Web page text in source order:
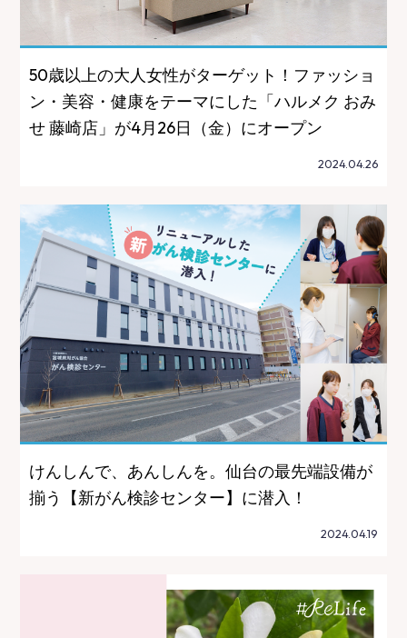
50歳以上の大人女性がターゲット！ファッショ
ン・美容・健康をテーマにした「ハルメク おみ
せ 藤崎店」が4月26日（金）にオープン
2024.04.26
けんしんで、あんしんを。仙台の最先端設備が
揃う【新がん検診センター】に潜入！
2024.04.19